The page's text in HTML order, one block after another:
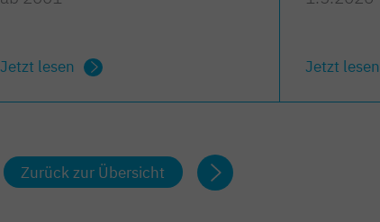
Jetzt lesen Jetzt lesen
Zurück zur Übersicht